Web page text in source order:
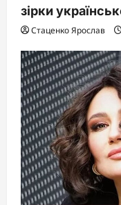
зірки
Стаценко Ярослав